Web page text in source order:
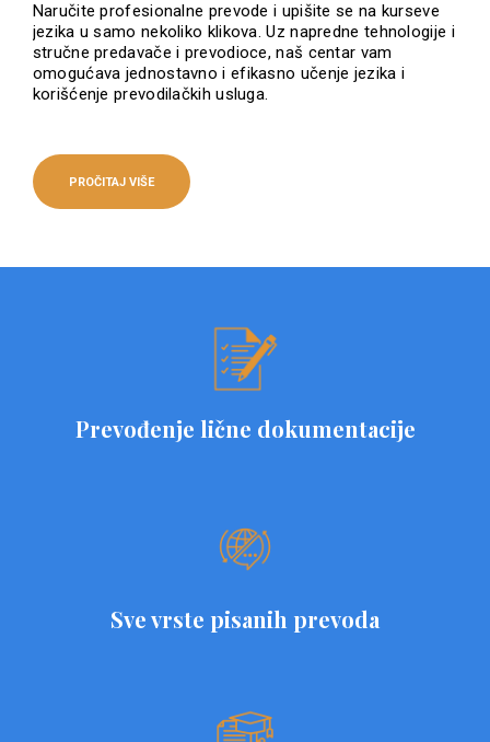
Naručite profesionalne prevode i upišite se na kurseve
jezika u samo nekoliko klikova. Uz napredne tehnologije i
stručne predavače i prevodioce, naš centar vam
omogućava jednostavno i efikasno učenje jezika i
korišćenje prevodilačkih usluga.
PROČITAJ VIŠE
Prevođenje lične dokumentacije
Sve vrste pisanih prevoda